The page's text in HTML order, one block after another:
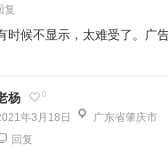
复
时候不显示，太难受了。广
杨 0
年3月18日 广东省肇庆市
回复